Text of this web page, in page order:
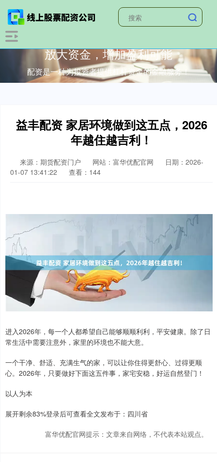
放大资金，增加盈利可能
配资是一种为投资者提供杠杆资金的金融服务！
益丰配资 家居环境做到这五点，2026
年越住越吉利！
来源：期货配资门户 网站：富华优配官网
日期：2026-
01-07 13:41:22
查看：144
进入2026年，每一个人都希望自己能够顺顺利利，平安健康。除了日
常生活中需要注意外，家里的环境也不能大意。
一个干净、舒适、充满生气的家，可以让你住得更舒心、过得更顺
心。2026年，只要做好下面这五件事，家宅安稳，好运自然登门！
以人为本
展开剩余83%登录后可查看全文发布于：四川省
富华优配官网提示：文章来自网络，不代表本站观点。